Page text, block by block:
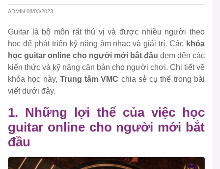
ADMIN 08/03/2023
Guitar là bộ môn rất thú vị và được nhiều người theo
học để phát triển kỹ năng âm nhạc và giải trí. Các khóa
học guitar online cho người mới bắt đầu đem đến các
kiến thức và kỹ năng căn bản cho người chơi. Chi tiết về
khóa học này, Trung tâm VMC chia sẻ cụ thể trong bài
viết dưới đây.
1. Những lợi thế của việc học
guitar online cho người mới bắt
đầu